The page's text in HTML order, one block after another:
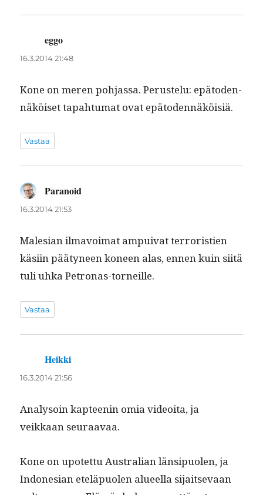
eggo
16.3.2014 21:48
Kone on meren poh­jas­sa. Perustelu: epä­to­den­
näköiset tapah­tu­mat ovat epätodennäköisiä.
Vastaa
Paranoid
16.3.2014 21:53
Male­sian ilmavoimat ampui­v­at ter­ror­istien
käsi­in pää­tyneen koneen alas, ennen kuin siitä
tuli uhka Petronas-torneille.
Vastaa
Heikki
16.3.2014 21:56
Analysoin kapteenin omia videoita, ja
veikkaan seuraavaa.
Kone on upotet­tu Aus­tralian län­sipuolen, ja
Indone­sian eteläpuolen alueel­la sijait­se­vaan